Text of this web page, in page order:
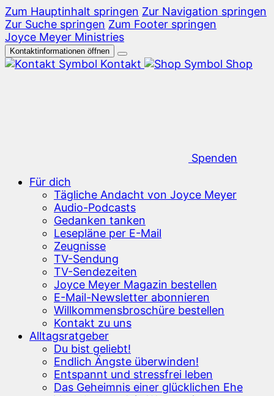
Zum Hauptinhalt springen Zur Navigation springen
Zur Suche springen Zum Footer springen
Joyce Meyer Ministries
Kontaktinformationen öffnen
Kontakt Shop
Spenden
Für dich
Tägliche Andacht von Joyce Meyer
Audio-Podcasts
Gedanken tanken
Lesepläne per E-Mail
Zeugnisse
TV-Sendung
TV-Sendezeiten
Joyce Meyer Magazin bestellen
E-Mail-Newsletter abonnieren
Willkommensbroschüre bestellen
Kontakt zu uns
Alltagsratgeber
Du bist geliebt!
Endlich Ängste überwinden!
Entspannt und stressfrei leben
Das Geheimnis einer glücklichen Ehe